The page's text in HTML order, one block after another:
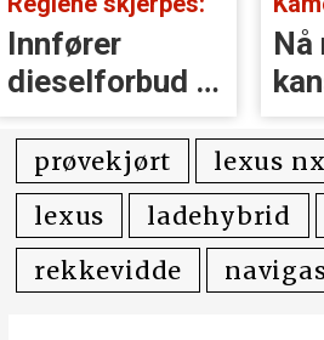
i
Nå må du
kanskje
slik igjen
prøvekjørt
lexus
lexus
ladehybrid
rekkevidde